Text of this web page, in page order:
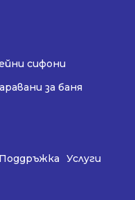
сифони
за баня
Услуги